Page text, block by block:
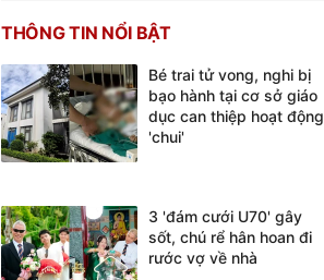
THÔNG TIN NỔI BẬT
Bé trai tử vong, nghi bị
bạo hành tại cơ sở giáo
dục can thiệp hoạt động
'chui'
3 'đám cưới U70' gây
sốt, chú rể hân hoan đi
rước vợ về nhà